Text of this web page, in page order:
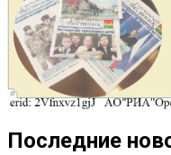
Последние